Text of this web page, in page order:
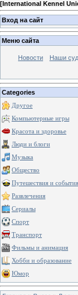
[International Kennel
Вход на сайт
Меню сайта
Новости Наши
Categories
Другое
Компьютерные игры
Красота и здоровье
Люди и блоги
Музыка
Общество
Путешествия и события
Развлечения
Сериалы
Спорт
Транспорт
Фильмы и анимация
Хобби и образование
Юмор